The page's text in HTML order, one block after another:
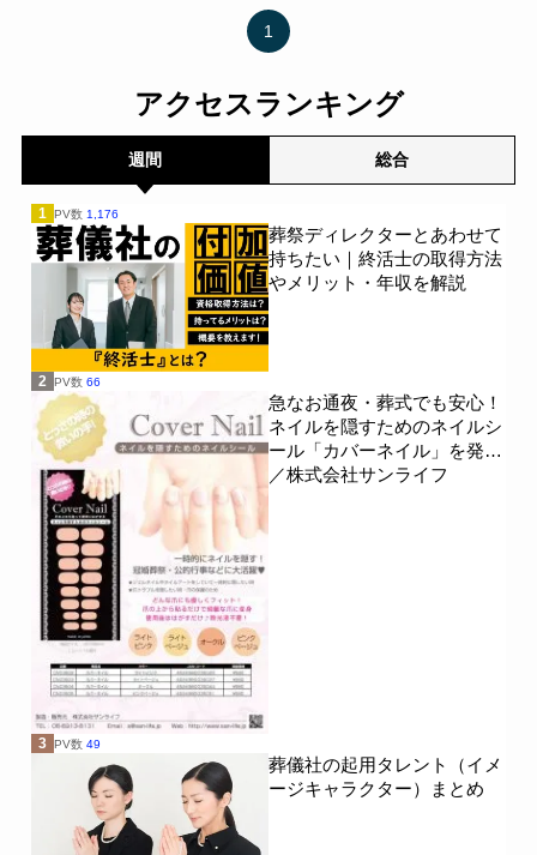
1
アクセスランキング
週間 総合
1 PV数 1,176
葬祭ディレクターとあわせて
持ちたい｜終活士の取得方法
やメリット・年収を解説
2 PV数 66
急なお通夜・葬式でも安心！
ネイルを隠すためのネイルシ
ール「カバーネイル」を発売
／株式会社サンライフ
3 PV数 49
葬儀社の起用タレント（イメ
ージキャラクター）まとめ